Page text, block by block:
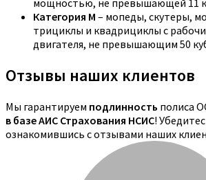
мощностью, не превышающей 11
Категория M – мопеды, скутеры,
трициклы и квадрициклы с
двигателя, не превышающим 50
Отзывы наших клиентов
Мы гарантируем подлинность полиса
в базе АИС Страхования НСИС!
ознакомившись с отзывами наших